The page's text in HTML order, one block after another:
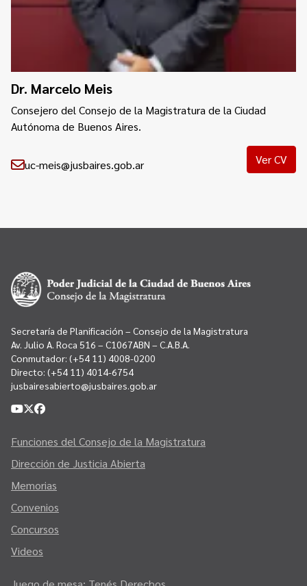
Dr. Marcelo Meis
Consejero del Consejo de la Magistratura de la Ciudad
Autónoma de Buenos Aires.
uc-meis@jusbaires.gob.ar Ver CV
Secretaría de Planificación – Consejo de la Magistratura
Av. Julio A. Roca 516 – C1067ABN – C.A.B.A.
Conmutador: (+54 11) 4008-0200
Directo: (+54 11) 4014-6754
jusbairesabierto@jusbaires.gob.ar
Funciones del Consejo de la Magistratura
Dirección de Justicia Abierta
Memorias
Convenios
Concursos
Videos